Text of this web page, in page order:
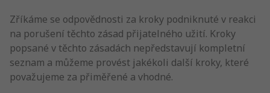
Zříkáme se odpovědnosti za kroky podniknuté v reakci
na porušení těchto zásad přijatelného užití. Kroky
popsané v těchto zásadách nepředstavují kompletní
seznam a můžeme provést jakékoli další kroky, které
považujeme za přiměřené a vhodné.